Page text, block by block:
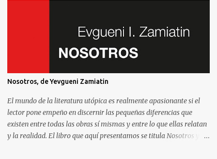
que aprovechan tenerme cerca para saber más de la situación. Así
que he pensado en compartir las cinco preguntas/respuestas más
comunes para ayudar a entender los porqués de la independencia
pasando aquí. Lo que se llama “el procés ”. Por eso y porque hablar
de la independencia de Catalunya es, en esencial, hablar de este
sistema que nos afecta a todos. Madrileños, catalanes, andaluces o
asturianos.
Nosotros, de Yevgueni Zamiatin
El mundo de la literatura utópica es realmente apasionante si el
lector pone empeño en discernir las pequeñas diferencias que
existen entre todas las obras sí mismas y entre lo que ellas relatan
y la realidad. El libro que aquí presentamos se titula Nosotros y